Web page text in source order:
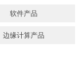
软件产品
边缘计算产品